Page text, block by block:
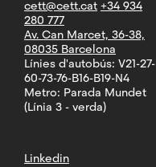
cett@cett.cat +34 934
280 777
Av. Can Marcet, 36-38,
08035 Barcelona
Línies d'autobús: V21-27-
60-73-76-B16-B19-N4
Metro: Parada Mundet
(Línia 3 - verda)
Linkedin